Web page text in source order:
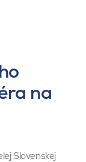
na
Slovenskej